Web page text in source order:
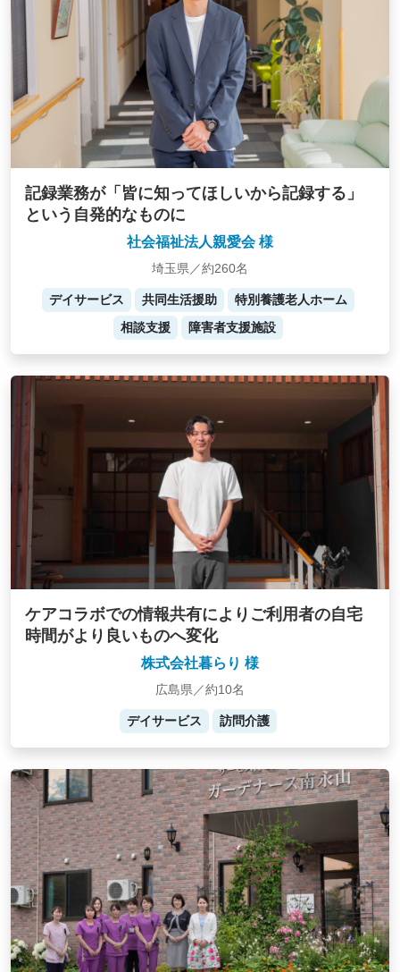
記録業務が「皆に知ってほしいから記録する」
という自発的なものに
社会福祉法人親愛会 様
埼玉県／約260名
デイサービス 共同生活援助
特別養護老人ホーム
相談支援
障害者支援施設
ケアコラボでの情報共有によりご利用者の自宅
時間がより良いものへ変化
株式会社暮らり 様
広島県／約10名
デイサービス 訪問介護